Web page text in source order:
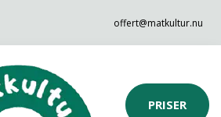
offert@matkultur.nu
PRISER